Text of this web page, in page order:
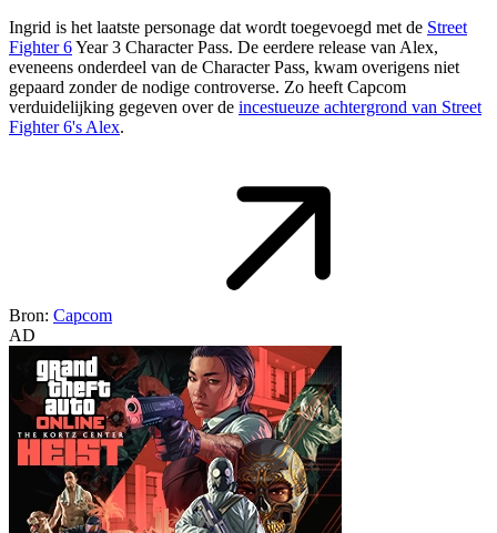
Ingrid is het laatste personage dat wordt toegevoegd met de Street
Fighter 6Year 3 Character Pass. De eerdere release van Alex,
eveneens onderdeel van de Character Pass, kwam overigens niet
gepaard zonder de nodige controverse. Zo heeft Capcom
verduidelijking gegeven over de incestueuze achtergrond van Street
Fighter 6's Alex.
Bron: Capcom
AD